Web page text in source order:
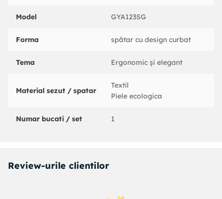
Utilizati scaunul doar pentru destinatia sa (scaun de
Evitati balansarea excesiva sau sprijinirea pe spatar in
Model GYA123SG
Forma spătar cu design curbat
Tema Ergonomic și elegant
Material sezut / spatar
Textil
Piele ecologica
Numar bucati / set 1
Review-urile clientilor